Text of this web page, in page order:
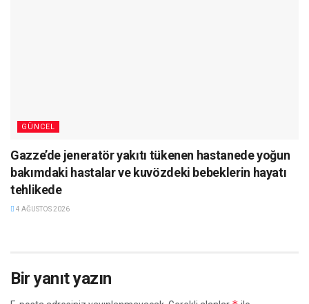
GÜNCEL
Gazze’de jeneratör yakıtı tükenen hastanede yoğun
bakımdaki hastalar ve kuvözdeki bebeklerin hayatı
tehlikede
4 AĞUSTOS 2026
Bir yanıt yazın